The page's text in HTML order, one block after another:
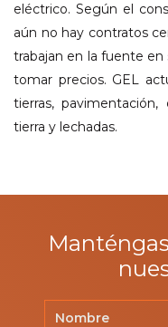
eléctrico. Según el
aún no hay contratos
trabajan en la fuente en
tomar precios. GEL
tierras,
tierra y lechadas.